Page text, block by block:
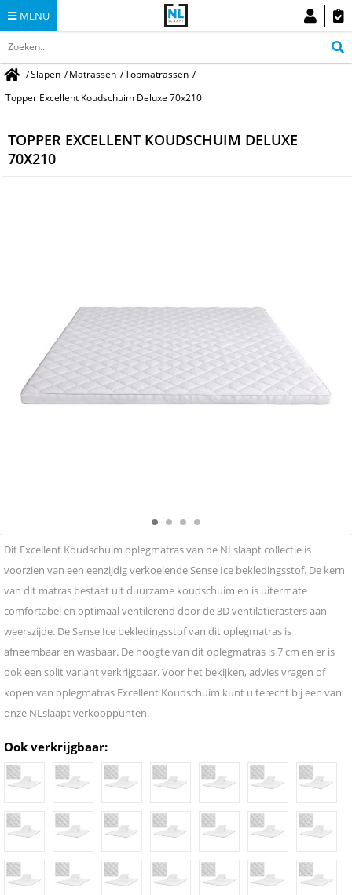
MENU
/Slapen /Matrassen /Topmatrassen /
Topper Excellent Koudschuim Deluxe 70x210
TOPPER EXCELLENT KOUDSCHUIM DELUXE
70X210
Dit Excellent Koudschuim oplegmatras van de NLslaapt collectie is
voorzien van een eenzijdig verkoelende Sense Ice bekledingsstof. De kern
van dit matras bestaat uit duurzame koudschuim en is uitermate
comfortabel en optimaal ventilerend door de 3D ventilatierasters aan
weerszijde. De Sense Ice bekledingsstof van dit oplegmatras is
afneembaar en wasbaar. De hoogte van dit oplegmatras is 7 cm en er is
ook een split variant verkrijgbaar. Voor het bekijken, advies vragen of
kopen van oplegmatras Excellent Koudschuim kunt u terecht bij een van
onze NLslaapt verkooppunten.
Ook verkrijgbaar: